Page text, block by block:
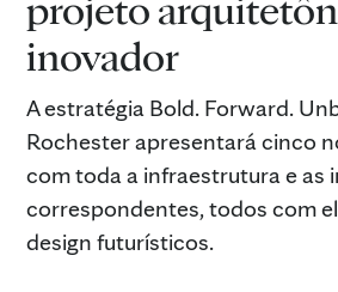
inovador
A estratégia Bold. Forward.
Rochester apresentará cinco
com toda a infraestrutura e as
correspondentes, todos com
design futurísticos.